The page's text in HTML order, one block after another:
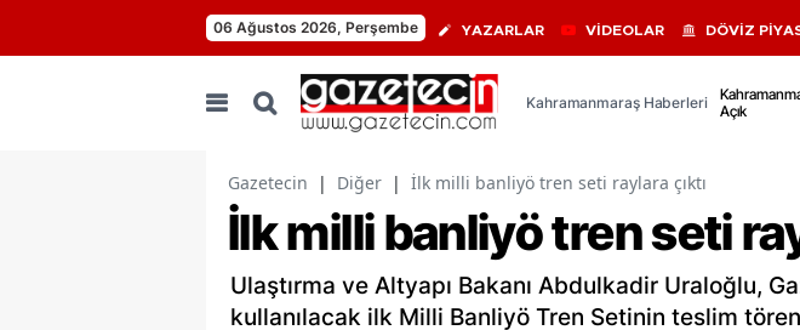
06 Ağustos 2026, Perşembe YAZARLAR VİDEOLAR DÖVİZ
Kahramanmaraş Haberleri
Açık
Ağrı
Amasya
Ankara
Gazetecin | Diğer | İlk milli banliyö tren seti raylara çıktı
İlk milli banliyö tren seti
Ulaştırma ve Altyapı Bakanı Abdulkadir Uraloğlu,
kullanılacak ilk Milli Banliyö Tren Setinin teslim